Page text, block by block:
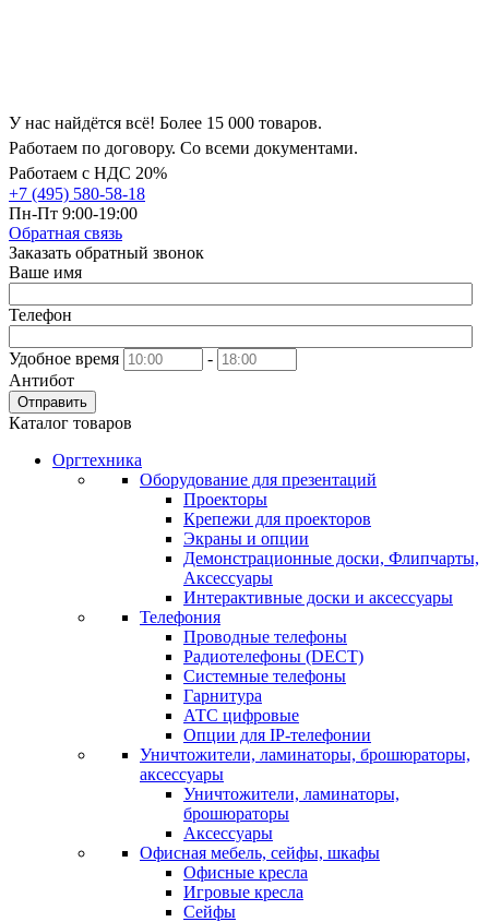
У нас найдётся всё! Более 15 000 товаров.
Работаем по договору. Со всеми документами.
Работаем с НДС 20%
+7 (495) 580-58-18
Пн-Пт 9:00-19:00
Обратная связь
Заказать обратный звонок
Ваше имя
Телефон
Удобное время
-
Антибот
Отправить
Каталог товаров
Оргтехника
Оборудование для презентаций
Проекторы
Крепежи для проекторов
Экраны и опции
Демонстрационные доски, Флипчарты,
Аксессуары
Интерактивные доски и аксессуары
Телефония
Проводные телефоны
Радиотелефоны (DECT)
Системные телефоны
Гарнитура
АТС цифровые
Опции для IP-телефонии
Уничтожители, ламинаторы, брошюраторы,
аксессуары
Уничтожители, ламинаторы,
брошюраторы
Аксессуары
Офисная мебель, сейфы, шкафы
Офисные кресла
Игровые кресла
Сейфы